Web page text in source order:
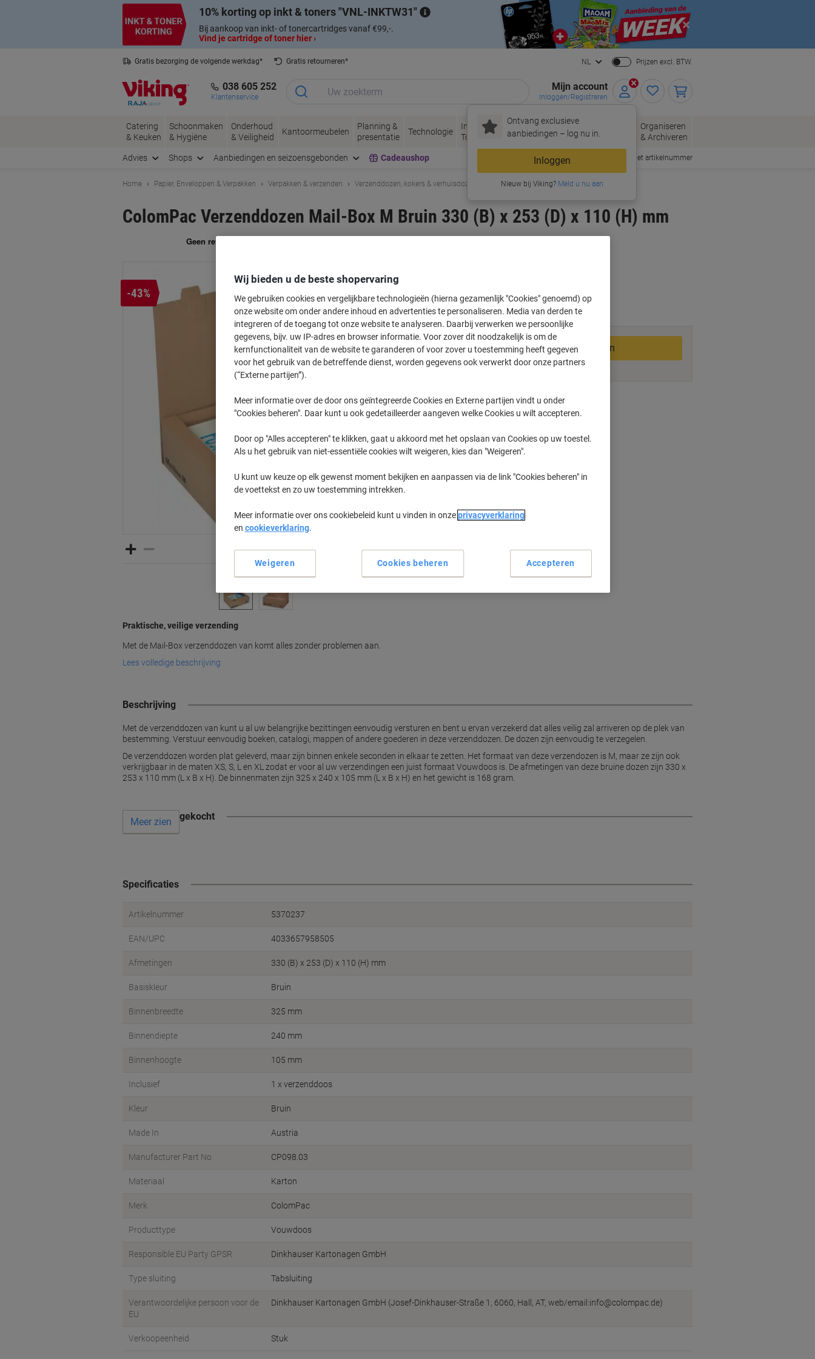
10% korting op inkt & toners VNL-INKTW31
Bij aankoop van inkt- of tonercartridges vanaf €99,-.
Vind je cartridge of toner hier ›
Close
Gratis bezorging de volgende werkdag*
Gratis retourneren*
NL Prijzen excl. BTW.
038 605 252
Klantenservice
Mijn account
Inloggen/Registreren
Ontvang exclusieve
aanbiedingen – log nu in.
Inloggen
Nieuw bij Viking?Meld u nu aan
Catering
& Keuken
Schoonmaken
& Hygiëne
Onderhoud
& Veiligheid
Kantoormeubelen
Planning &
presentatie
Technologie
Inkt &
Toner
Papier, Enveloppen
& Verpakken
Kantoorartikelen
Organiseren
& Archiveren
Advies Shops Aanbiedingen en seizoensgebonden Cadeaushop Snel bestellen met artikelnummer
Home Papier, Enveloppen & Verpakken Verpakken & verzenden Verzenddozen, kokers & verhuisdozen Verzenddozen
ColomPac Verzenddozen Mail-Box M Bruin 330 (B) x 253 (D) x 110 (H) mm
-43%
Praktische, veilige verzending
Met de Mail-Box verzenddozen van komt alles zonder problemen aan.
Lees volledige beschrijving
2,17 € Incl. btw
Momenteel op voorraad Levertijd 2-3 werkdagen
Aantal
In winkelwagen
Aan een lijst toevoegen
Leveringsinformatie Betalingswijzen
Eenvoudig te verzegelen
Snel in elkaar te zetten
Geschikt voor boeken en goederen
Beschrijving
Met de verzenddozen van kunt u al uw belangrijke bezittingen eenvoudig versturen en bent u ervan verzekerd dat alles veilig zal arriveren op de plek van
bestemming. Verstuur eenvoudig boeken, catalogi, mappen of andere goederen in deze verzenddozen. De dozen zijn eenvoudig te verzegelen.
De verzenddozen worden plat geleverd, maar zijn binnen enkele seconden in elkaar te zetten. Het formaat van deze verzendozen is M, maar ze zijn ook
verkrijgbaar in de maten XS, S, L en XL zodat er voor al uw verzendingen een juist formaat Vouwdoos is. De afmetingen van deze bruine dozen zijn 330 x
253 x 110 mm (L x B x H). De binnenmaten zijn 325 x 240 x 105 mm (L x B x H) en het gewicht is 168 gram.
Vaak samen gekocht
Meer zien
Specificaties
Artikelnummer 5370237
EAN/UPC 4033657958505
Afmetingen 330 (B) x 253 (D) x 110 (H) mm
Basiskleur Bruin
Binnenbreedte 325 mm
Binnendiepte 240 mm
Binnenhoogte 105 mm
Inclusief 1 x verzenddoos
Kleur Bruin
Made In Austria
Manufacturer Part No CP098.03
Materiaal Karton
Merk ColomPac
Producttype Vouwdoos
Responsible EU Party GPSR Dinkhauser Kartonagen GmbH
Type sluiting Tabsluiting
Verantwoordelijke persoon voor de
EU
Dinkhauser Kartonagen GmbH (Josef-Dinkhauser-Straße 1, 6060, Hall, AT, web/email:info@colompac.de)
Verkoopeenheid Stuk
Wij bieden u de beste shopervaring
We gebruiken cookies en vergelijkbare technologieën (hierna gezamenlijk "Cookies" genoemd) op
onze website om onder andere inhoud en advertenties te personaliseren. Media van derden te
integreren of de toegang tot onze website te analyseren. Daarbij verwerken we persoonlijke
gegevens, bijv. uw IP-adres en browser informatie. Voor zover dit noodzakelijk is om de
kernfunctionaliteit van de website te garanderen of voor zover u toestemming heeft gegeven
voor het gebruik van de betreffende dienst, worden gegevens ook verwerkt door onze partners
(“Externe partijen”).
Meer informatie over de door ons geïntegreerde Cookies en Externe partijen vindt u onder
"Cookies beheren". Daar kunt u ook gedetailleerder aangeven welke Cookies u wilt accepteren.
Door op "Alles accepteren" te klikken, gaat u akkoord met het opslaan van Cookies op uw toestel.
Als u het gebruik van niet-essentiële cookies wilt weigeren, kies dan "Weigeren".
U kunt uw keuze op elk gewenst moment bekijken en aanpassen via de link "Cookies beheren" in
de voettekst en zo uw toestemming intrekken.
Meer informatie over ons cookiebeleid kunt u vinden in onzeprivacyverklaring
en cookieverklaring.
Cookies beheren
Weigeren Accepteren